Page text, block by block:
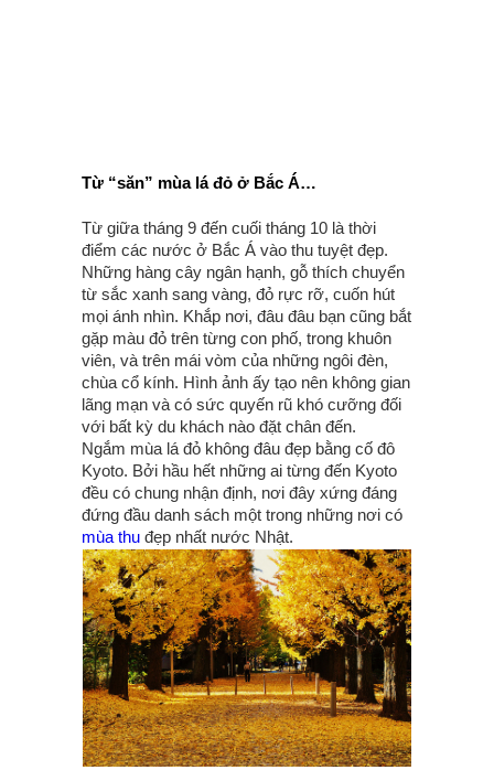
Từ “săn” mùa lá đỏ ở Bắc Á…
Từ giữa tháng 9 đến cuối tháng 10 là thời
điểm các nước ở Bắc Á vào thu tuyệt đẹp.
Những hàng cây ngân hạnh, gỗ thích chuyển
từ sắc xanh sang vàng, đỏ rực rỡ, cuốn hút
mọi ánh nhìn. Khắp nơi, đâu đâu bạn cũng bắt
gặp màu đỏ trên từng con phố, trong khuôn
viên, và trên mái vòm của những ngôi đèn,
chùa cổ kính. Hình ảnh ấy tạo nên không gian
lãng mạn và có sức quyến rũ khó cưỡng đối
với bất kỳ du khách nào đặt chân đến.
Ngắm mùa lá đỏ không đâu đẹp bằng cố đô
Kyoto. Bởi hầu hết những ai từng đến Kyoto
đều có chung nhận định, nơi đây xứng đáng
đứng đầu danh sách một trong những nơi có
mùa thu đẹp nhất nước Nhật.